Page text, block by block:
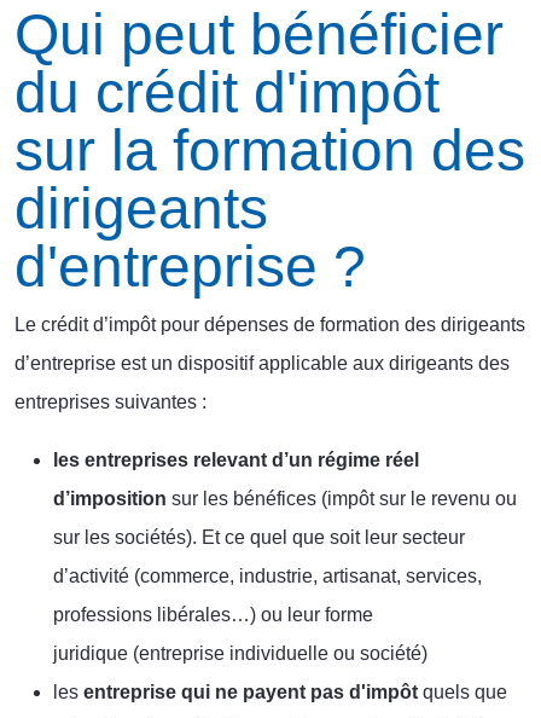
Qui peut bénéficier
du crédit d'impôt
sur la formation des
dirigeants
d'entreprise ?
Le crédit d’impôt pour dépenses de formation des dirigeants
d’entreprise est un dispositif applicable aux dirigeants des
entreprises suivantes :
les entreprises relevant d’un régime réel
d’imposition sur les bénéfices (impôt sur le revenu ou
sur les sociétés). Et ce quel que soit leur secteur
d’activité (commerce, industrie, artisanat, services,
professions libérales…) ou leur forme
juridique (entreprise individuelle ou société)
les entreprise qui ne payent pas d'impôt quels que